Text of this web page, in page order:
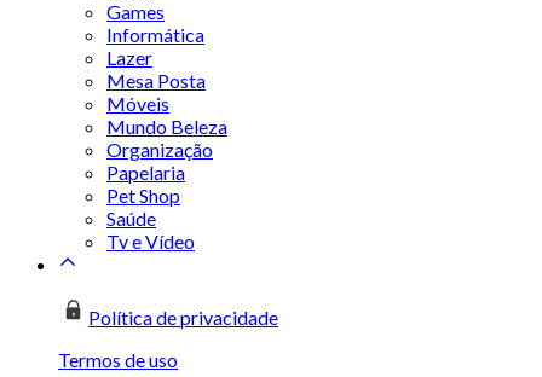
Games
Informática
Lazer
Mesa Posta
Móveis
Mundo Beleza
Organização
Papelaria
Pet Shop
Saúde
Tv e Vídeo
Política de privacidade
Termos de uso